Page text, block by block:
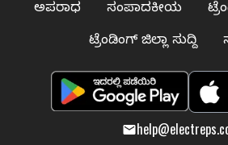
ಅಪರಾಧ
ಸಂಪಾದಕೀಯ
ಟ್ರೆಂಡಿಂಗ್ ಜಿಲ್ಲಾ ಸುದ್ದಿ